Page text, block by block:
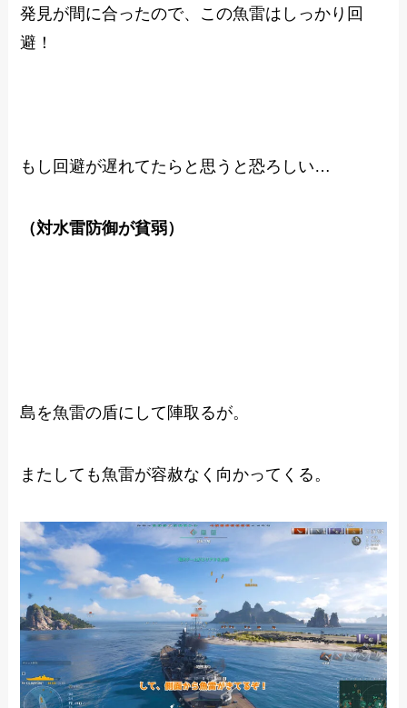
発見が間に合ったので、この魚雷はしっかり回
避！
もし回避が遅れてたらと思うと恐ろしい…
（対水雷防御が貧弱）
島を魚雷の盾にして陣取るが。
またしても魚雷が容赦なく向かってくる。